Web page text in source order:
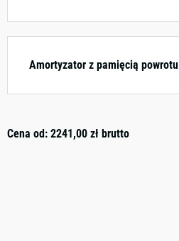
Amortyzator z pamięcią powrotu
Cena od: 2241,00 zł brutto